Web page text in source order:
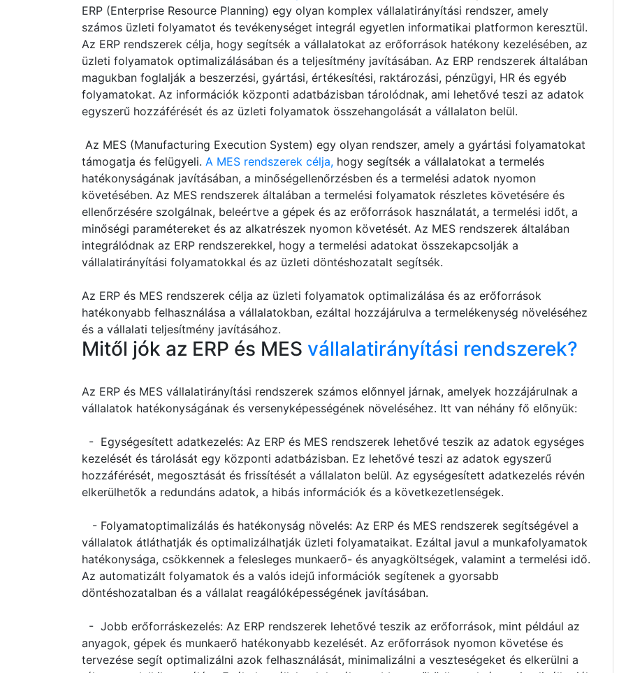
ERP (Enterprise Resource Planning) egy olyan komplex vállalatirányítási rendszer, amely
számos üzleti folyamatot és tevékenységet integrál egyetlen informatikai platformon keresztül.
Az ERP rendszerek célja, hogy segítsék a vállalatokat az erőforrások hatékony kezelésében, az
üzleti folyamatok optimalizálásában és a teljesítmény javításában. Az ERP rendszerek általában
magukban foglalják a beszerzési, gyártási, értékesítési, raktározási, pénzügyi, HR és egyéb
folyamatokat. Az információk központi adatbázisban tárolódnak, ami lehetővé teszi az adatok
egyszerű hozzáférését és az üzleti folyamatok összehangolását a vállalaton belül.
Az MES (Manufacturing Execution System) egy olyan rendszer, amely a gyártási folyamatokat
támogatja és felügyeli. A MES rendszerek célja, hogy segítsék a vállalatokat a termelés
hatékonyságának javításában, a minőségellenőrzésben és a termelési adatok nyomon
követésében. Az MES rendszerek általában a termelési folyamatok részletes követésére és
ellenőrzésére szolgálnak, beleértve a gépek és az erőforrások használatát, a termelési időt, a
minőségi paramétereket és az alkatrészek nyomon követését. Az MES rendszerek általában
integrálódnak az ERP rendszerekkel, hogy a termelési adatokat összekapcsolják a
vállalatirányítási folyamatokkal és az üzleti döntéshozatalt segítsék.
Az ERP és MES rendszerek célja az üzleti folyamatok optimalizálása és az erőforrások
hatékonyabb felhasználása a vállalatokban, ezáltal hozzájárulva a termelékenység növeléséhez
és a vállalati teljesítmény javításához.
Mitől jók az ERP és MES vállalatirányítási rendszerek?
Az ERP és MES vállalatirányítási rendszerek számos előnnyel járnak, amelyek hozzájárulnak a
vállalatok hatékonyságának és versenyképességének növeléséhez. Itt van néhány fő előnyük:
- Egységesített adatkezelés: Az ERP és MES rendszerek lehetővé teszik az adatok egységes
kezelését és tárolását egy központi adatbázisban. Ez lehetővé teszi az adatok egyszerű
hozzáférését, megosztását és frissítését a vállalaton belül. Az egységesített adatkezelés révén
elkerülhetők a redundáns adatok, a hibás információk és a következetlenségek.
- Folyamatoptimalizálás és hatékonyság növelés: Az ERP és MES rendszerek segítségével a
vállalatok átláthatják és optimalizálhatják üzleti folyamataikat. Ezáltal javul a munkafolyamatok
hatékonysága, csökkennek a felesleges munkaerő- és anyagköltségek, valamint a termelési idő.
Az automatizált folyamatok és a valós idejű információk segítenek a gyorsabb
döntéshozatalban és a vállalat reagálóképességének javításában.
- Jobb erőforráskezelés: Az ERP rendszerek lehetővé teszik az erőforrások, mint például az
anyagok, gépek és munkaerő hatékonyabb kezelését. Az erőforrások nyomon követése és
tervezése segít optimalizálni azok felhasználását, minimalizálni a veszteségeket és elkerülni a